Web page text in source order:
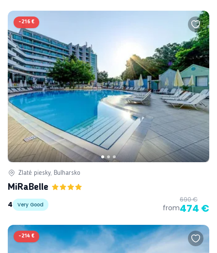
-216 €
Zlaté piesky, Bulharsko
MiRaBelle
4
Very Good from
690 €
474 €
-214 €